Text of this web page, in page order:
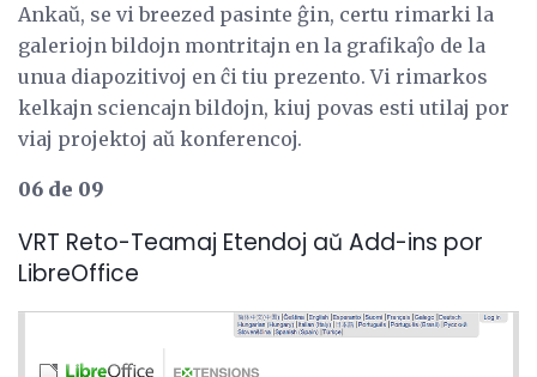
Ankaŭ, se vi breezed pasinte ĝin, certu rimarki la
galeriojn bildojn montritajn en la grafikaĵo de la
unua diapozitivoj en ĉi tiu prezento. Vi rimarkos
kelkajn sciencajn bildojn, kiuj povas esti utilaj por
viaj projektoj aŭ konferencoj.
06 de 09
VRT Reto-Teamaj Etendoj aŭ Add-ins por
LibreOffice